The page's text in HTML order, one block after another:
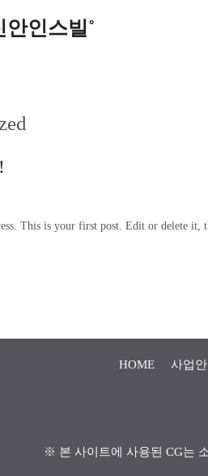
안인스빌˚
This is your first post. Edit or delete it,
HOME 사업안
※ 본 사이트에 사용된 CG는